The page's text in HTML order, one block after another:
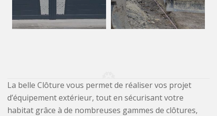
La belle Clôture vous permet de réaliser vos projet
d’équipement extérieur, tout en sécurisant votre
habitat grâce à de nombreuses gammes de clôtures,